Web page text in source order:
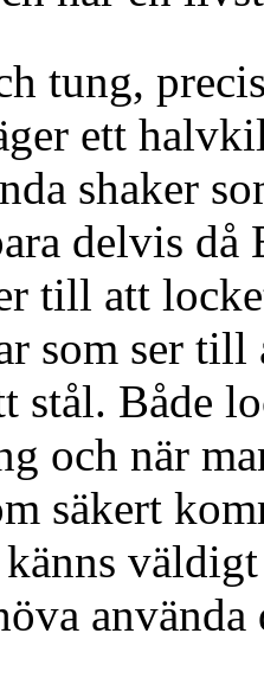
tung,
ett
shaker
delvis
till att
som ser till
stål. Både
och när
säkert